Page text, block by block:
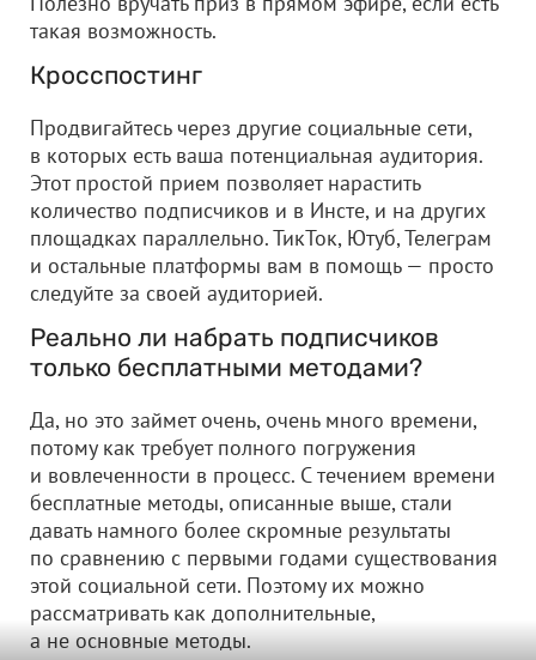
такая возможность.
Кросспостинг
Продвигайтесь через другие социальные сети,
в которых есть ваша потенциальная аудитория.
Этот простой прием позволяет нарастить
количество подписчиков и в Инсте, и на других
площадках параллельно. ТикТок, Ютуб, Телеграм
и остальные платформы вам в помощь — просто
следуйте за своей аудиторией.
Реально ли набрать подписчиков
только бесплатными методами?
Да, но это займет очень, очень много времени,
потому как требует полного погружения
и вовлеченности в процесс. С течением времени
бесплатные методы, описанные выше, стали
давать намного более скромные результаты
по сравнению с первыми годами существования
этой социальной сети. Поэтому их можно
рассматривать как дополнительные,
а не основные методы.